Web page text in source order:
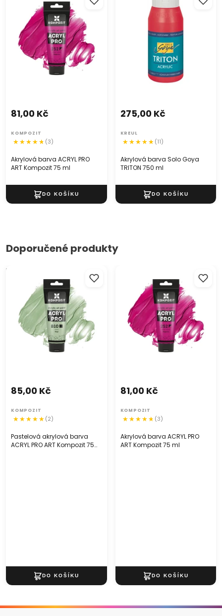
ART Kompozit 75 ml
Akrylová barva ACRYL PRO
ART Kompozit 75 ml
81,00 Kč
KOMPOZIT
(3)
TRITON 750 ml
Akrylová barva Solo Goya
TRITON 750 ml
275,00 Kč
KREUL
(11)
Doporučené produkty
Pastelová akrylová barva
ACRYL PRO ART Kompozit 75
Pastelová akrylová barva
ACRYL PRO ART Kompozit 75
85,00 Kč
KOMPOZIT
(2)
ART Kompozit 75 ml
Akrylová barva ACRYL PRO
ART Kompozit 75 ml
81,00 Kč
KOMPOZIT
(3)